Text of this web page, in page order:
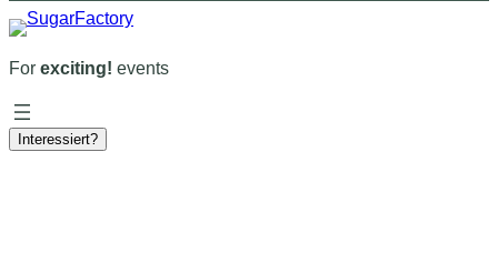
For exciting! events
Interessiert?